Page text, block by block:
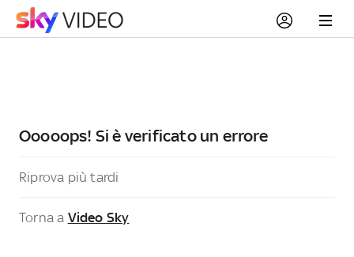
Ooooops! Si è verificato un errore
Riprova più tardi
Torna a Video Sky